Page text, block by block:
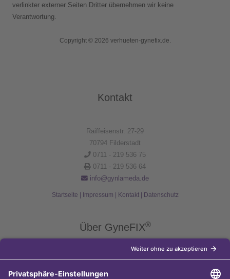
verlinkter externer Seiten Dritter übernehmen wir keine
Verantwortung.
Copyright © 2026 verhueten-gynefix.de.
Kontakt
Raiffeisenstr. 27-29
70794 Filderstadt
0711 - 219 536 75
0711 - 219 536 64
info@gynlameda.de
Startseite Impressum Kontakt| Datenschutz
Über GyneFIX®
Die Kupferkette GyneFIX®bietet als Weiterentwicklung der
Kupferspirale Frauen jeden Alters eine moderne Verhütungsmethode